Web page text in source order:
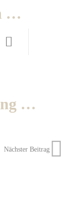
…
…
Nächster Beitrag